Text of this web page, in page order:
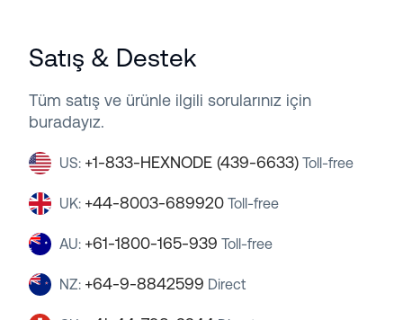
Satış & Destek
Tüm satış ve ürünle ilgili sorularınız için
buradayız.
US: +1-833-HEXNODE (439-6633) Toll-free
UK: +44-8003-689920 Toll-free
AU: +61-1800-165-939 Toll-free
NZ: +64-9-8842599 Direct